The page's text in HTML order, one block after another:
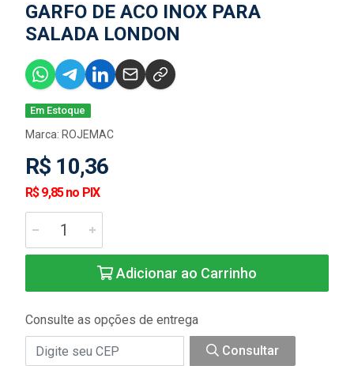
GARFO DE ACO INOX PARA
SALADA LONDON
Em Estoque
Marca: ROJEMAC
R$ 10,36
R$ 9,85 no PIX
Adicionar ao Carrinho
Consulte as opções de entrega
Consultar